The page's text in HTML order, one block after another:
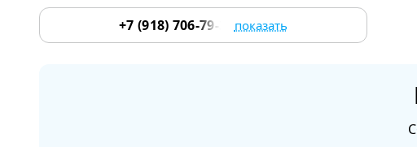
+7 (918) 706-79-35показать